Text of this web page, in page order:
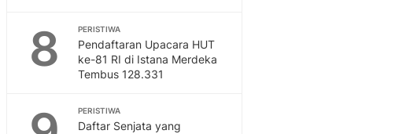
8 PERISTIWA
Pendaftaran Upacara HUT
ke-81 RI di Istana Merdeka
Tembus 128.331
PERISTIWA
Daftar Senjata yang